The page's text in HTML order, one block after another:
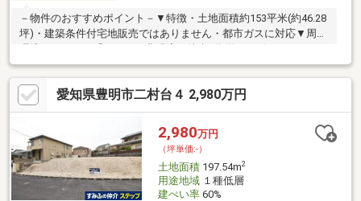
－物件のおすすめポイント－▼特徴・土地面積約153平米(約46.28
坪)・建築条件付宅地販売ではありません・都市ガスに対応▼周辺
ーマート豊明新田町店 徒歩4分(約300m)・中央小学校 徒歩2分(約
160m)※延長敷地部分は共有(持分1/2)になります(63番4、24平
米)※公営水道は敷地内に未引込みのため引込みにあたっては別途
費用要※中島地区計画、建築物の敷地面積の最低限度130平米以上
■ ご希望の住まい探しをお手伝いします ━━━━━・・・物件の
詳細・ご相談はお気軽にお問い合わせください。
愛知県豊明市二村台４ 2,980万円
2,980万円
（坪単価:-）
土地面積197.54m2
用途地域１種低層
建ぺい率60%